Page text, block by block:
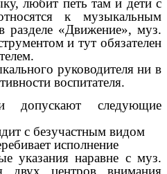
к музыкальным
разделе «Движение», муз.
и тут обязателен
руководителя ни в
воспитателя.
допускают следующие
с безучастным видом
исполнение
указания наравне с муз.